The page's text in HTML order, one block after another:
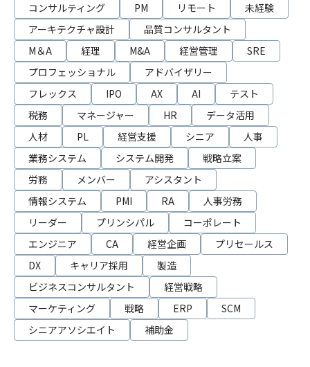
コンサルティング
PM リモート
未経験
アーキテクチャ設計
品質コンサルタント
M＆A
経理 M&A 経営管理
SRE
プロフェッショナル
アドバイザリー
フレックス
IPO AX AI
テスト
税務
マネージャー HR
データ活用
人材
PL 経営支援 シニア
人事
業務システム
システム開発
戦略立案
労務
メンバー
アシスタント
情報システム
PMI RA
人事労務
リーダー
プリンシパル
コーポレート
エンジニア
CA 経営企画
プリセールス
DX
キャリア採用
製造
ビジネスコンサルタント
経営戦略
マーケティング
戦略 ERP
SCM
シニアアソシエイト
補助金